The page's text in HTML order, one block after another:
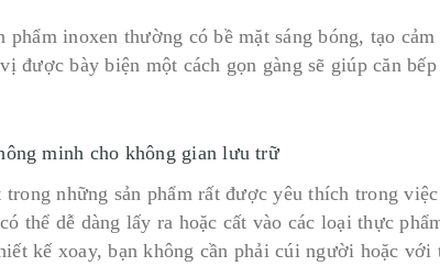
phẩm inoxen thường có bề mặt sáng bóng, tạo
được bày biện một cách gọn gàng sẽ giúp căn
minh cho không gian lưu trữ
những sản phẩm rất được yêu thích trong
thể dễ dàng lấy ra hoặc cất vào các loại thực
kế xoay, bạn không cần phải cúi người hoặc với